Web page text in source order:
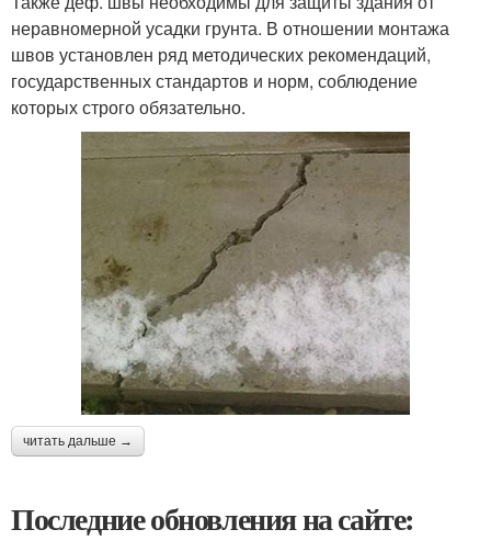
неравномерной усадки грунта. В отношении монтажа
швов установлен ряд методических рекомендаций,
государственных стандартов и норм, соблюдение
которых строго обязательно.
читать дальше →
Последние обновления на сайте: